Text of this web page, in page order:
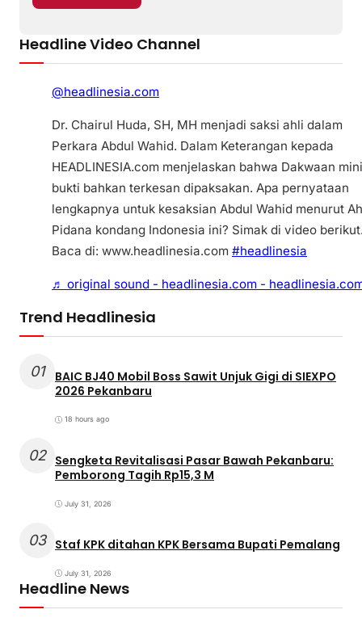
Headline Video Channel
@headlinesia.com
Dr. Chairul Huda, SH, MH menjadi saksi ahli dalam
Perkara Abdul Wahid. Dalam Keterangan kepada
HEADLINESIA.com menjelaskan bahwa Dakwaan
bukti bahkan terkesan dipaksakan. Apa pernyataan
lengkapnya untuk kesaksian Abdul Wahid menurut
Pidana kondang Indonesia ini? Simak di video
Baca di: www.headlinesia.com #headlinesia
♬ original sound - headlinesia.com -
Trend Headlinesia
01
BAIC BJ40 Mobil Boss Sawit Unjuk Gigi di SIEXPO
2026 Pekanbaru
18 hours ago
02 Sengketa Revitalisasi Pasar Bawah Pekanbaru:
Pemborong Tagih Rp15,3 M
July 31, 2026
03 Staf KPK ditahan KPK Bersama Bupati Pemalang
July 31, 2026
Headline News